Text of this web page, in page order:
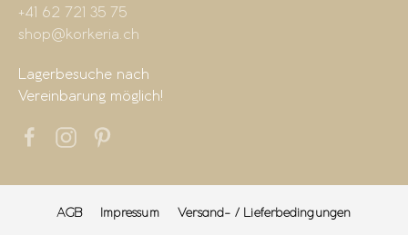
+41 62 721 35 75
shop@korkeria.ch
Lagerbesuche nach
Vereinbarung möglich!
AGB Impressum
Versand- / Lieferbedingungen